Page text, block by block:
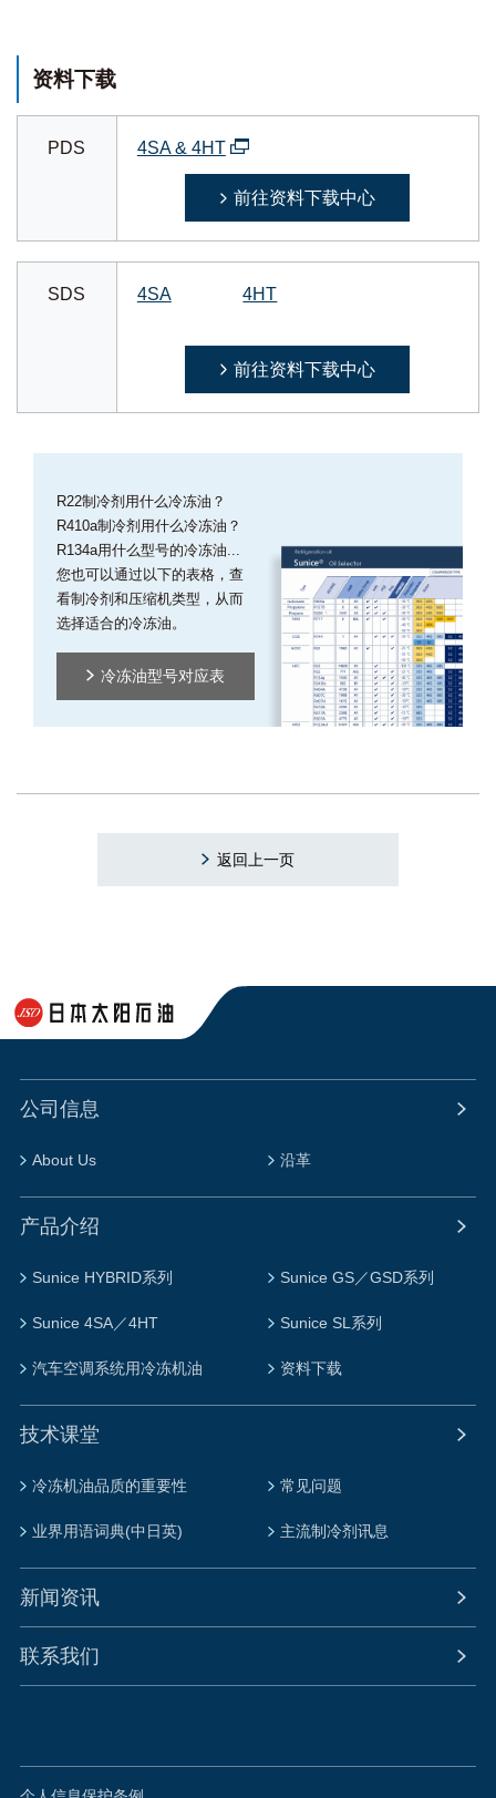
资料下载
PDS 4SA & 4HT
前往资料下载中心
SDS 4SA 4HT
前往资料下载中心
R22制冷剂用什么冷冻油？
R410a制冷剂用什么冷冻油？
R134a用什么型号的冷冻油...
您也可以通过以下的表格，查
看制冷剂和压缩机类型，从而
选择适合的冷冻油。
冷冻油型号对应表
返回上一页
公司信息
About Us 沿革
产品介绍
Sunice HYBRID系列 Sunice GS／GSD系列
Sunice 4SA／4HT Sunice SL系列
汽车空调系统用冷冻机油 资料下载
技术课堂
冷冻机油品质的重要性 常见问题
业界用语词典(中日英) 主流制冷剂讯息
新闻资讯
联系我们